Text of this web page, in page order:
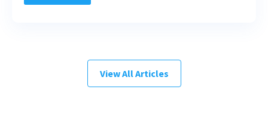
View All Articles